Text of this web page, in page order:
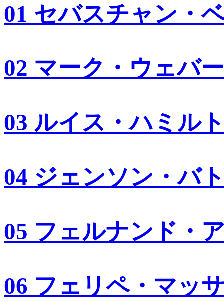
01 セバスチャン・
02 マーク・ウェバー
03 ルイス・ハミル
04 ジェンソン・バ
05 フェルナンド・
06 フェリペ・マッ